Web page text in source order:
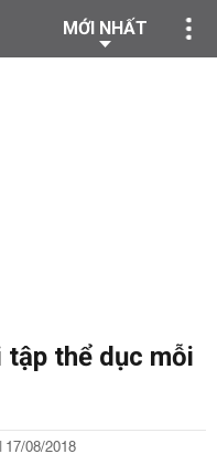
MỚI NHẤT
tập thể dục mỗi
17/08/2018